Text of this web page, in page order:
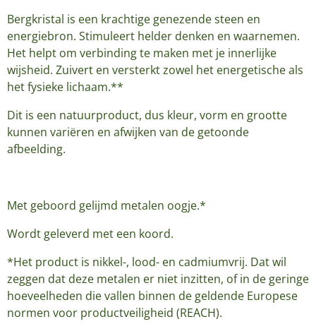
Bergkristal is een krachtige genezende steen en
energiebron. Stimuleert helder denken en waarnemen.
Het helpt om verbinding te maken met je innerlijke
wijsheid. Zuivert en versterkt zowel het energetische als
het fysieke lichaam.**
Dit is een natuurproduct, dus kleur, vorm en grootte
kunnen variëren en afwijken van de getoonde
afbeelding.
Met geboord gelijmd metalen oogje.*
Wordt geleverd met een koord.
*Het product is nikkel-, lood- en cadmiumvrij. Dat wil
zeggen dat deze metalen er niet inzitten, of in de geringe
hoeveelheden die vallen binnen de geldende Europese
normen voor productveiligheid (REACH).